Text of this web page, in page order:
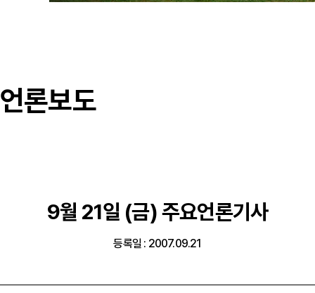
언론보도
9월 21일 (금) 주요언론기사
등록일 : 2007.09.21